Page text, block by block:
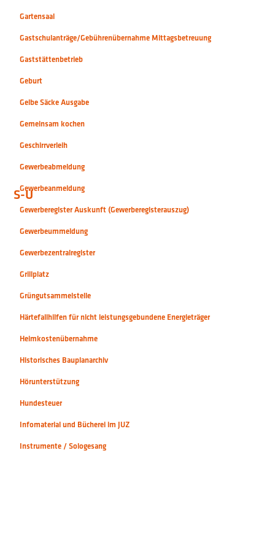
Gartensaal
Gastschulanträge/Gebührenübernahme Mittagsbetreuung
Gaststättenbetrieb
Geburt
Gelbe Säcke Ausgabe
Gemeinsam kochen
Geschirrverleih
Gewerbeabmeldung
Gewerbeanmeldung
Gewerberegister Auskunft (Gewerberegisterauszug)
Gewerbeummeldung
Gewerbezentralregister
Grillplatz
Grüngutsammelstelle
Härtefallhilfen für nicht leistungsgebundene Energieträger
Heimkostenübernahme
Historisches Bauplanarchiv
Hörunterstützung
Hundesteuer
Infomaterial und Bücherei im JUZ
Instrumente / Sologesang
S-U